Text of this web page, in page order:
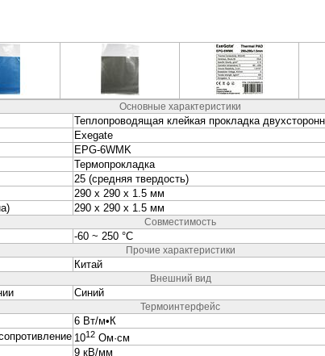
Видеонаблюдение и
Безопасность
Кабели и Переходники